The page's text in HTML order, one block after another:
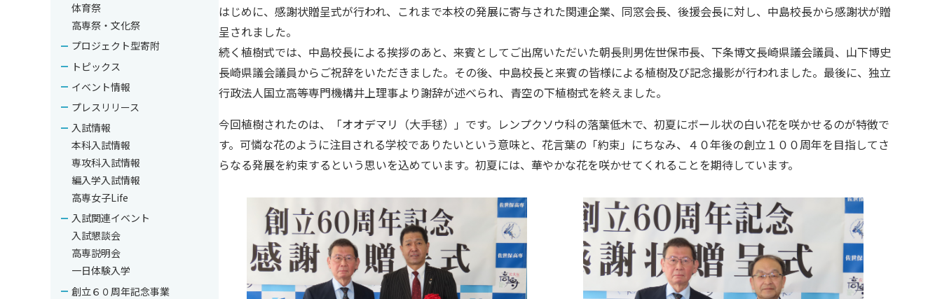
はじめに、感謝状贈呈式が行われ、これまで本校の発展に寄与された関連企業、同窓会長、後援会長に対し、中島校長から感謝状が贈
呈されました。
続く植樹式では、中島校長による挨拶のあと、来賓としてご出席いただいた朝長則男佐世保市長、下条博文長崎県議会議員、山下博史
長崎県議会議員からご祝辞をいただきました。その後、中島校長と来賓の皆様による植樹及び記念撮影が行われました。最後に、独立
行政法人国立高等専門機構井上理事より謝辞が述べられ、青空の下植樹式を終えました。
今回植樹されたのは、「オオデマリ（大手毬）」です。レンプクソウ科の落葉低木で、初夏にボール状の白い花を咲かせるのが特徴で
す。可憐な花のように注目される学校でありたいという意味と、花言葉の「約束」にちなみ、４０年後の創立１００周年を目指してさ
らなる発展を約束するという思いを込めています。初夏には、華やかな花を咲かせてくれることを期待しています。
体育祭
高専祭・文化祭
プロジェクト型寄附
トピックス
イベント情報
プレスリリース
入試情報
本科入試情報
専攻科入試情報
編入学入試情報
高専女子Life
入試関連イベント
入試懇談会
高専説明会
一日体験入学
創立６０周年記念事業